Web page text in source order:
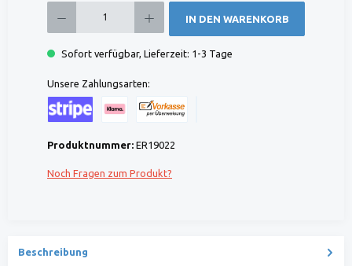
IN DEN WARENKORB
Sofort verfügbar, Lieferzeit: 1-3 Tage
Unsere Zahlungsarten:
Produktnummer: ER19022
Noch Fragen zum Produkt?
Beschreibung